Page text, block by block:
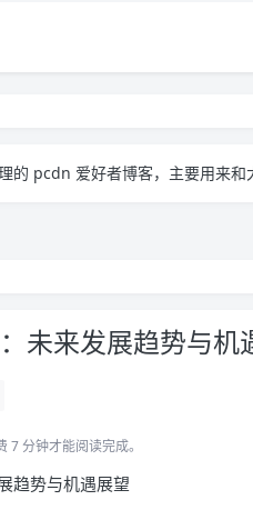
好者博客，主要用来和大家交流 pcdn 相关的心
未来发展趋势与机
分钟才能阅读完成。
趋势与机遇展望